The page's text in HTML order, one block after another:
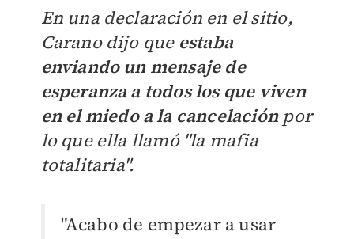
En una declaración en el sitio,
Carano dijo que estaba
enviando un mensaje de
esperanza a todos los que viven
en el miedo a la cancelaciónpor
lo que ella llamó "la mafia
totalitaria".
"Acabo de empezar a usar